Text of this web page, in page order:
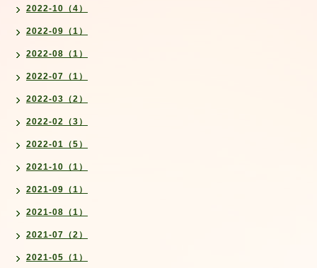
2022-10（4）
2022-09（1）
2022-08（1）
2022-07（1）
2022-03（2）
2022-02（3）
2022-01（5）
2021-10（1）
2021-09（1）
2021-08（1）
2021-07（2）
2021-05（1）